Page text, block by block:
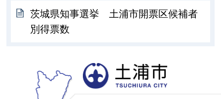
茨城県知事選挙 土浦市開票区候補者
別得票数